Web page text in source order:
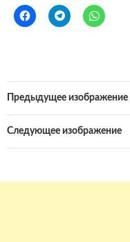
Предыдущее изображение
Следующее изображение